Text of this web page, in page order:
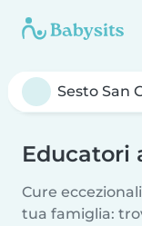
Educatori
Cure
tua famiglia: